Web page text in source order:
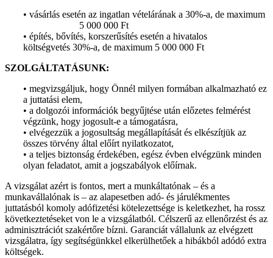
• vásárlás esetén az ingatlan vételárának a 30%-a, de maximum
5 000 000 Ft
• építés, bővítés, korszerűsítés esetén a hivatalos
költségvetés 30%-a, de maximum 5 000 000 Ft
SZOLGÁLTATÁSUNK:
• megvizsgáljuk, hogy Önnél milyen formában alkalmazható ez
a juttatási elem,
• a dolgozói információk begyűjtése után előzetes felmérést
végzünk, hogy jogosult-e a támogatásra,
• elvégezzük a jogosultság megállapítását és elkészítjük az
összes törvény által előírt nyilatkozatot,
• a teljes biztonság érdekében, egész évben elvégzünk minden
olyan feladatot, amit a jogszabályok előírnak.
A vizsgálat azért is fontos, mert a munkáltatónak – és a
munkavállalónak is – az alapesetben adó- és járulékmentes
juttatásból komoly adófizetési kötelezettsége is keletkezhet, ha rossz
következtetéseket von le a vizsgálatból. Célszerű az ellenőrzést és az
adminisztrációt szakértőre bízni. Garanciát vállalunk az elvégzett
vizsgálatra, így segítségünkkel elkerülhetőek a hibákból adódó extra
költségek.